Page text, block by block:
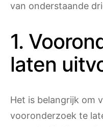
van onderstaande
1.
laten
Het is belangrijk om
vooronderzoek te